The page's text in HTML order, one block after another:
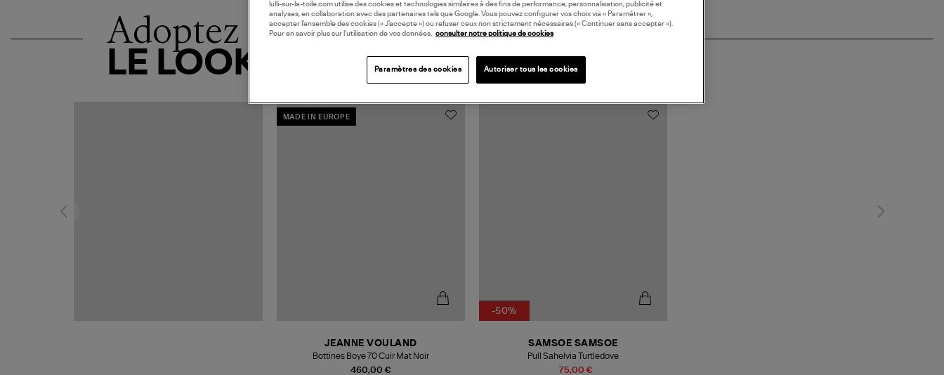
Adoptez
LE LOOK
MADE IN EUROPE
460,00 €
JEANNE VOULAND
Bottines Boye 70 Cuir Mat Noir
-50%
75,00 €
SAMSOE SAMSOE
Pull Sahelvia Turtledove
lulli-sur-la-toile.com utilise des cookies et technologies similaires à des fins de performance, personnalisation, publicité et
analyses, en collaboration avec des partenaires tels que Google. Vous pouvez configurer vos choix via « Paramétrer »,
accepter l’ensemble des cookies (« J’accepte ») ou refuser ceux non strictement nécessaires (« Continuer sans accepter »).
Pour en savoir plus sur l’utilisation de vos données, consulter notre politique de cookies
Paramètres des cookies Autoriser tous les cookies